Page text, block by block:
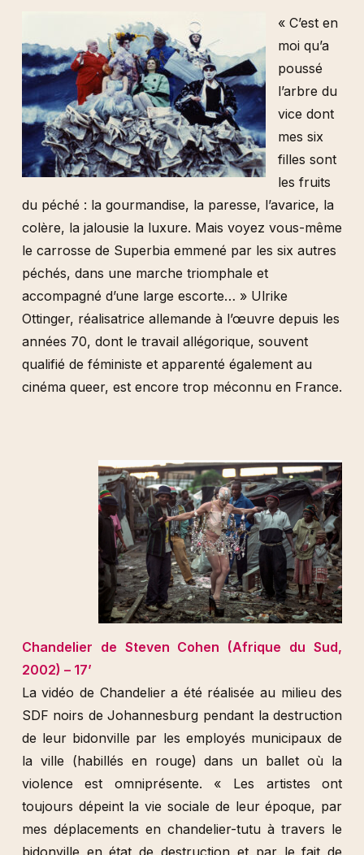
« C’est en
moi qu’a
poussé
l’arbre du
vice dont
mes six
filles sont
les fruits
du péché : la gourmandise, la paresse, l’avarice, la
colère, la jalousie la luxure. Mais voyez vous-même
le carrosse de Superbia emmené par les six autres
péchés, dans une marche triomphale et
accompagné d’une large escorte… » Ulrike
Ottinger, réalisatrice allemande à l’œuvre depuis les
années 70, dont le travail allégorique, souvent
qualifié de féministe et apparenté également au
cinéma queer, est encore trop méconnu en France.
Chandelier de Steven Cohen (Afrique du Sud,
2002) – 17’
La vidéo de Chandelier a été réalisée au milieu des
SDF noirs de Johannesburg pendant la destruction
de leur bidonville par les employés municipaux de
la ville (habillés en rouge) dans un ballet où la
violence est omniprésente. « Les artistes ont
toujours dépeint la vie sociale de leur époque, par
mes déplacements en chandelier-tutu à travers le